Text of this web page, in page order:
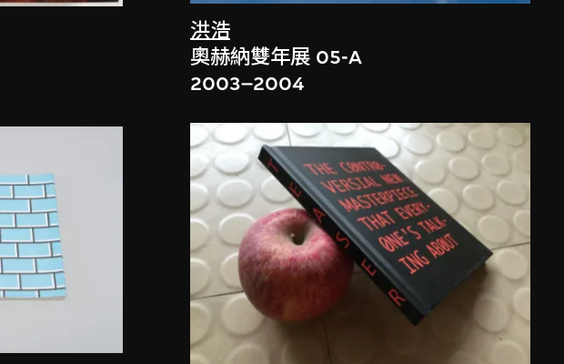
洪浩
奧赫納雙年展 05-A
2003–2004